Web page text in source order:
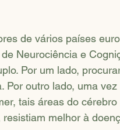
de vários países
Neurociência e
Por um lado,
Por outro lado, uma
tais áreas do cérebro
melhor à